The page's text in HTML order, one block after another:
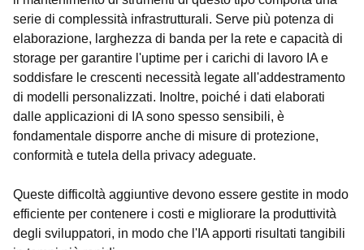
serie di complessità infrastrutturali. Serve più potenza di
elaborazione, larghezza di banda per la rete e capacità di
storage per garantire l'uptime per i carichi di lavoro IA e
soddisfare le crescenti necessità legate all'addestramento
di modelli personalizzati. Inoltre, poiché i dati elaborati
dalle applicazioni di IA sono spesso sensibili, è
fondamentale disporre anche di misure di protezione,
conformità e tutela della privacy adeguate.
Queste difficoltà aggiuntive devono essere gestite in modo
efficiente per contenere i costi e migliorare la produttività
degli sviluppatori, in modo che l'IA apporti risultati tangibili